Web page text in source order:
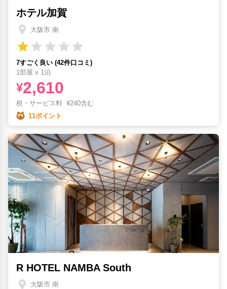
ホテル加賀
大阪市 南
7すごく良い (42件口コミ)
1部屋 x 1泊
¥2,610
税・サービス料 ¥240含む
11ポイント
R HOTEL NAMBA South
大阪市 南